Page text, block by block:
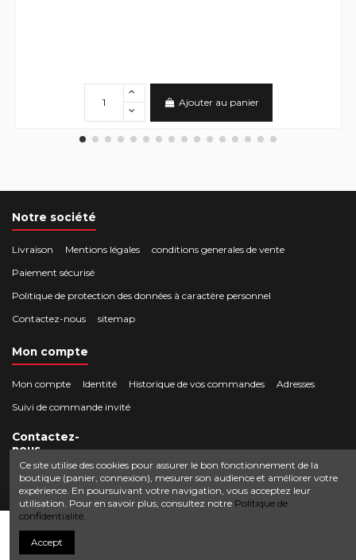
Ajouter au panier
Notre société
Livraison Mentions légales
conditions generales de vente
Paiement sécurisé
Politique de protection des données à caractère personnel
Contactez-nous
sitemap
Mon compte
Mon compte Identité Historique de vos commandes
Adresses
Suivi de commande invité
Contactez-
nous
Crocbois-motoculture.com
50 route de Villefort 48800 Pied-de-Borne
0624436257
contact@crocbois-motoculture.com
Ce site utilise des cookies pour assurer le bon fonctionnement de la
boutique (panier, connexion), mesurer son audience et améliorer votre
expérience. En poursuivant votre navigation, vous acceptez leur
utilisation. Pour en savoir plus, consultez notre Politique de
confidentialité.
Accept